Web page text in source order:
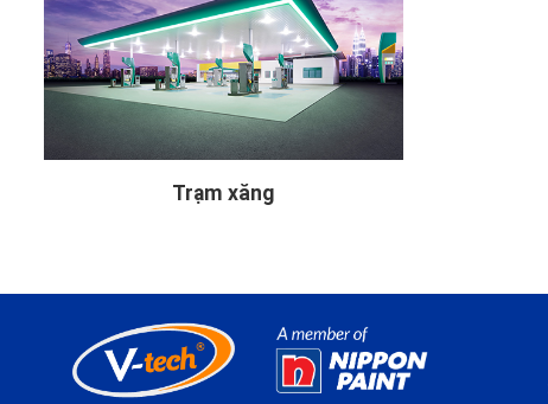
Trạm xăng